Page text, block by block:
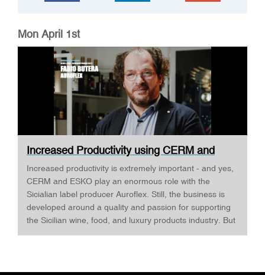
Mon April 1st
Increased Productivity using CERM and
ESKO ·...
Increased productivity is extremely important - and yes,
CERM and ESKO play an enormous role with the
Sicialian label producer Auroflex. Still, the business is
developed around a quality and passion for supporting
the Sicilian wine, food, and luxury products industry. But
all the designs are produced to show what's possible -